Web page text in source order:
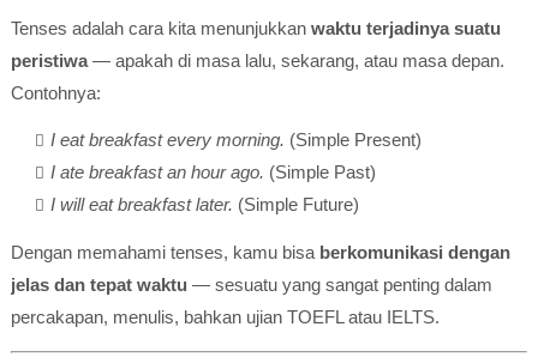
Tenses adalah cara kita menunjukkan waktu terjadinya suatu
peristiwa— apakah di masa lalu, sekarang, atau masa depan.
Contohnya:
I eat breakfast every morning. (Simple Present)
I ate breakfast an hour ago. (Simple Past)
I will eat breakfast later. (Simple Future)
Dengan memahami tenses, kamu bisa berkomunikasi dengan
jelas dan tepat waktu — sesuatu yang sangat penting dalam
percakapan, menulis, bahkan ujian TOEFL atau IELTS.